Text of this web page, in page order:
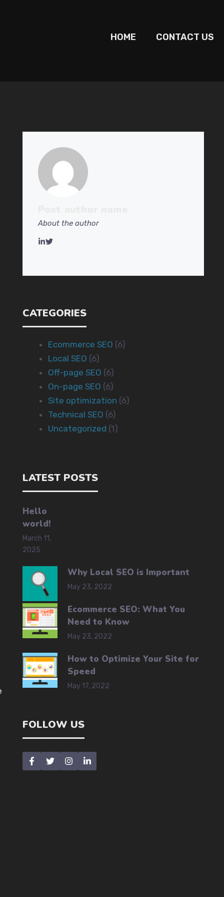
HOME CONTACT US
About the author
CATEGORIES
Ecommerce SEO (6)
Local SEO (6)
Off-page SEO (6)
On-page SEO (6)
Site optimization (6)
Technical SEO (6)
Uncategorized (1)
LATEST POSTS
Hello
world!
March 11,
2025
Why Local SEO is Important
May 23, 2022
Ecommerce SEO: What You
Need to Know
May 23, 2022
How to Optimize Your Site for
Speed
May 17, 2022
FOLLOW US